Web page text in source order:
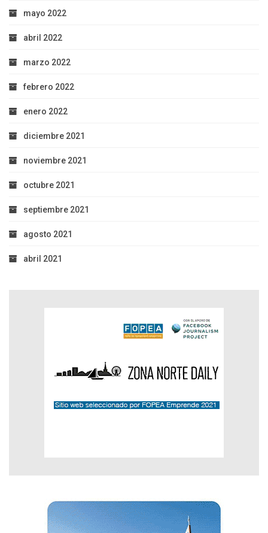
mayo 2022
abril 2022
marzo 2022
febrero 2022
enero 2022
diciembre 2021
noviembre 2021
octubre 2021
septiembre 2021
agosto 2021
abril 2021